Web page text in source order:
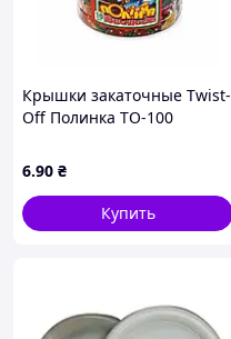
Крышки закаточные Twist-
Off Полинка TO-100
6.90 ₴
Купить